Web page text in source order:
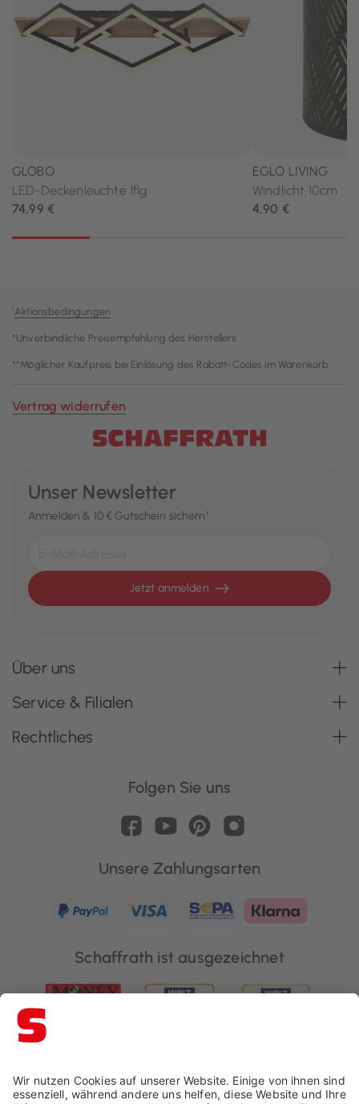
¹Aktionsbedingungen
*Unverbindliche Preisempfehlung des Herstellers
**Möglicher Kaufpreis bei Einlösung des Rabatt-Codes im Warenkorb
Vertrag widerrufen
Unser Newsletter
Anmelden & 10 € Gutschein sichern¹
Jetzt anmelden
Über uns
Service & Filialen
Rechtliches
Folgen Sie uns
Unsere Zahlungsarten
Schaffrath ist ausgezeichnet